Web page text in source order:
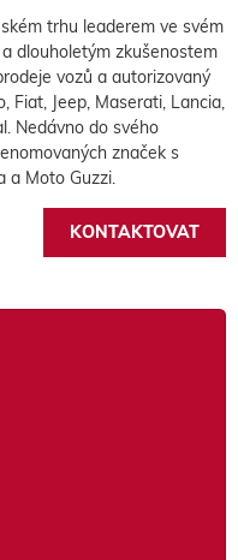
trhu leaderem ve svém
dlouholetým zkušenostem
vozů a autorizovaný
Fiat, Jeep, Maserati, Lancia,
Nedávno do svého
značek s
a Moto Guzzi.
KONTAKTOVAT